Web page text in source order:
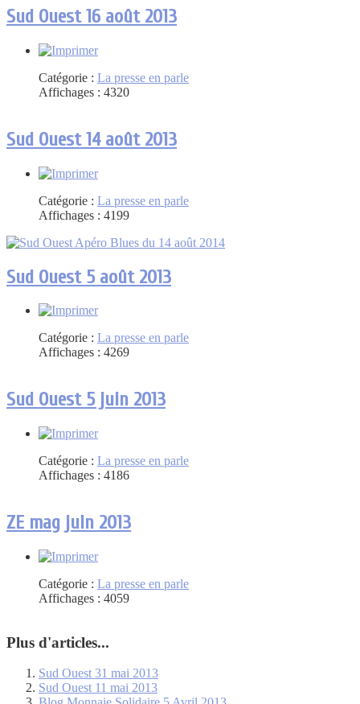
Sud Ouest 16 août 2013
Catégorie : La presse en parle
Affichages : 4320
Sud Ouest 14 août 2013
Catégorie : La presse en parle
Affichages : 4199
Sud Ouest 5 août 2013
Catégorie : La presse en parle
Affichages : 4269
Sud Ouest 5 juin 2013
Catégorie : La presse en parle
Affichages : 4186
ZE mag juin 2013
Catégorie : La presse en parle
Affichages : 4059
Plus d'articles...
Sud Ouest 31 mai 2013
Sud Ouest 11 mai 2013